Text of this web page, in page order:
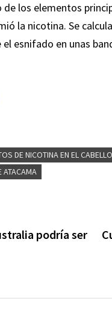
los elementos
la nicotina. Se
esnifado en unas
DE NICOTINA EN EL
ATACAMA
podría ser